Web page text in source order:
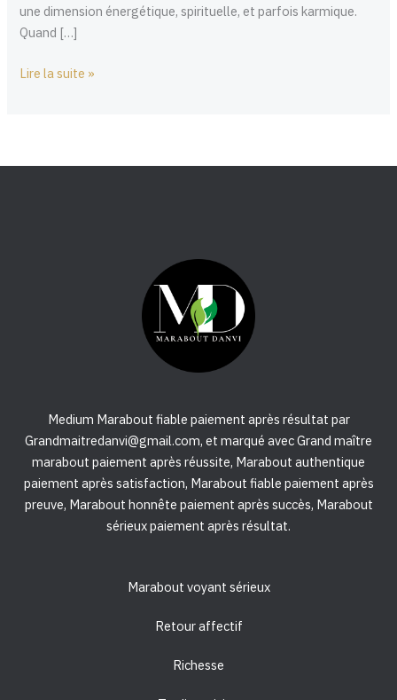
une dimension énergétique, spirituelle, et parfois karmique.
Quand […]
Lire la suite »
Medium Marabout fiable paiement après résultat par
Grandmaitredanvi@gmail.com, et marqué avec Grand maître
marabout paiement après réussite, Marabout authentique
paiement après satisfaction, Marabout fiable paiement après
preuve, Marabout honnête paiement après succès, Marabout
sérieux paiement après résultat.
Marabout voyant sérieux
Retour affectif
Richesse